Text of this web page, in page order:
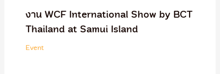
งาน WCF International Show by BCT
Thailand at Samui Island
Event